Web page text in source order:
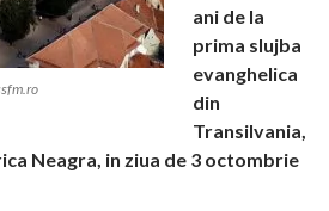
ani de la
prima slujba
evanghelica
din
Transilvania,
Neagra, in ziua de 3 octombrie